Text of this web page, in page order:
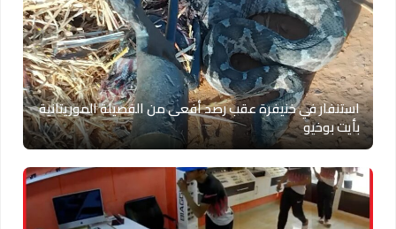
استنفار في خنيفرة عقب رصد أفعى من الفصيلة الموريتانية
بأيت بوخيو